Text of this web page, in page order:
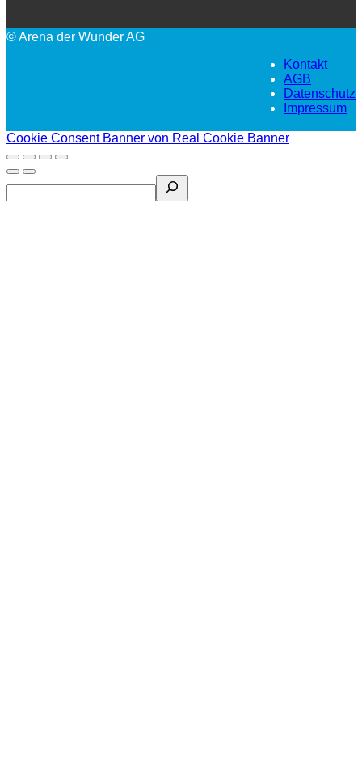
© Arena der Wunder AG
Kontakt
AGB
Datenschutz
Impressum
Cookie Consent Banner von Real Cookie Banner